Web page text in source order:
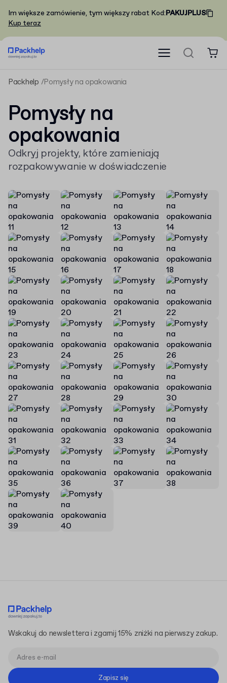
Im większe zamówienie, tym większy rabat Kod:PAKUJPLUS
Kup teraz
Packhelp Pomysły na opakowania
Pomysły na
opakowania
Odkryj projekty, które zamieniają
rozpakowywanie w doświadczenie
Wskakuj do newslettera i zgarnij 15% zniżki na pierwszy zakup.
Zapisz się